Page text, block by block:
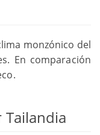
monzónico del
En comparación